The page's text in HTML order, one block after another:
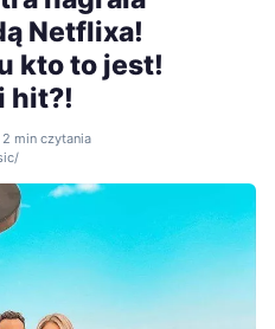
Netflixa!
kto to jest!
hit?!
2 min czytania